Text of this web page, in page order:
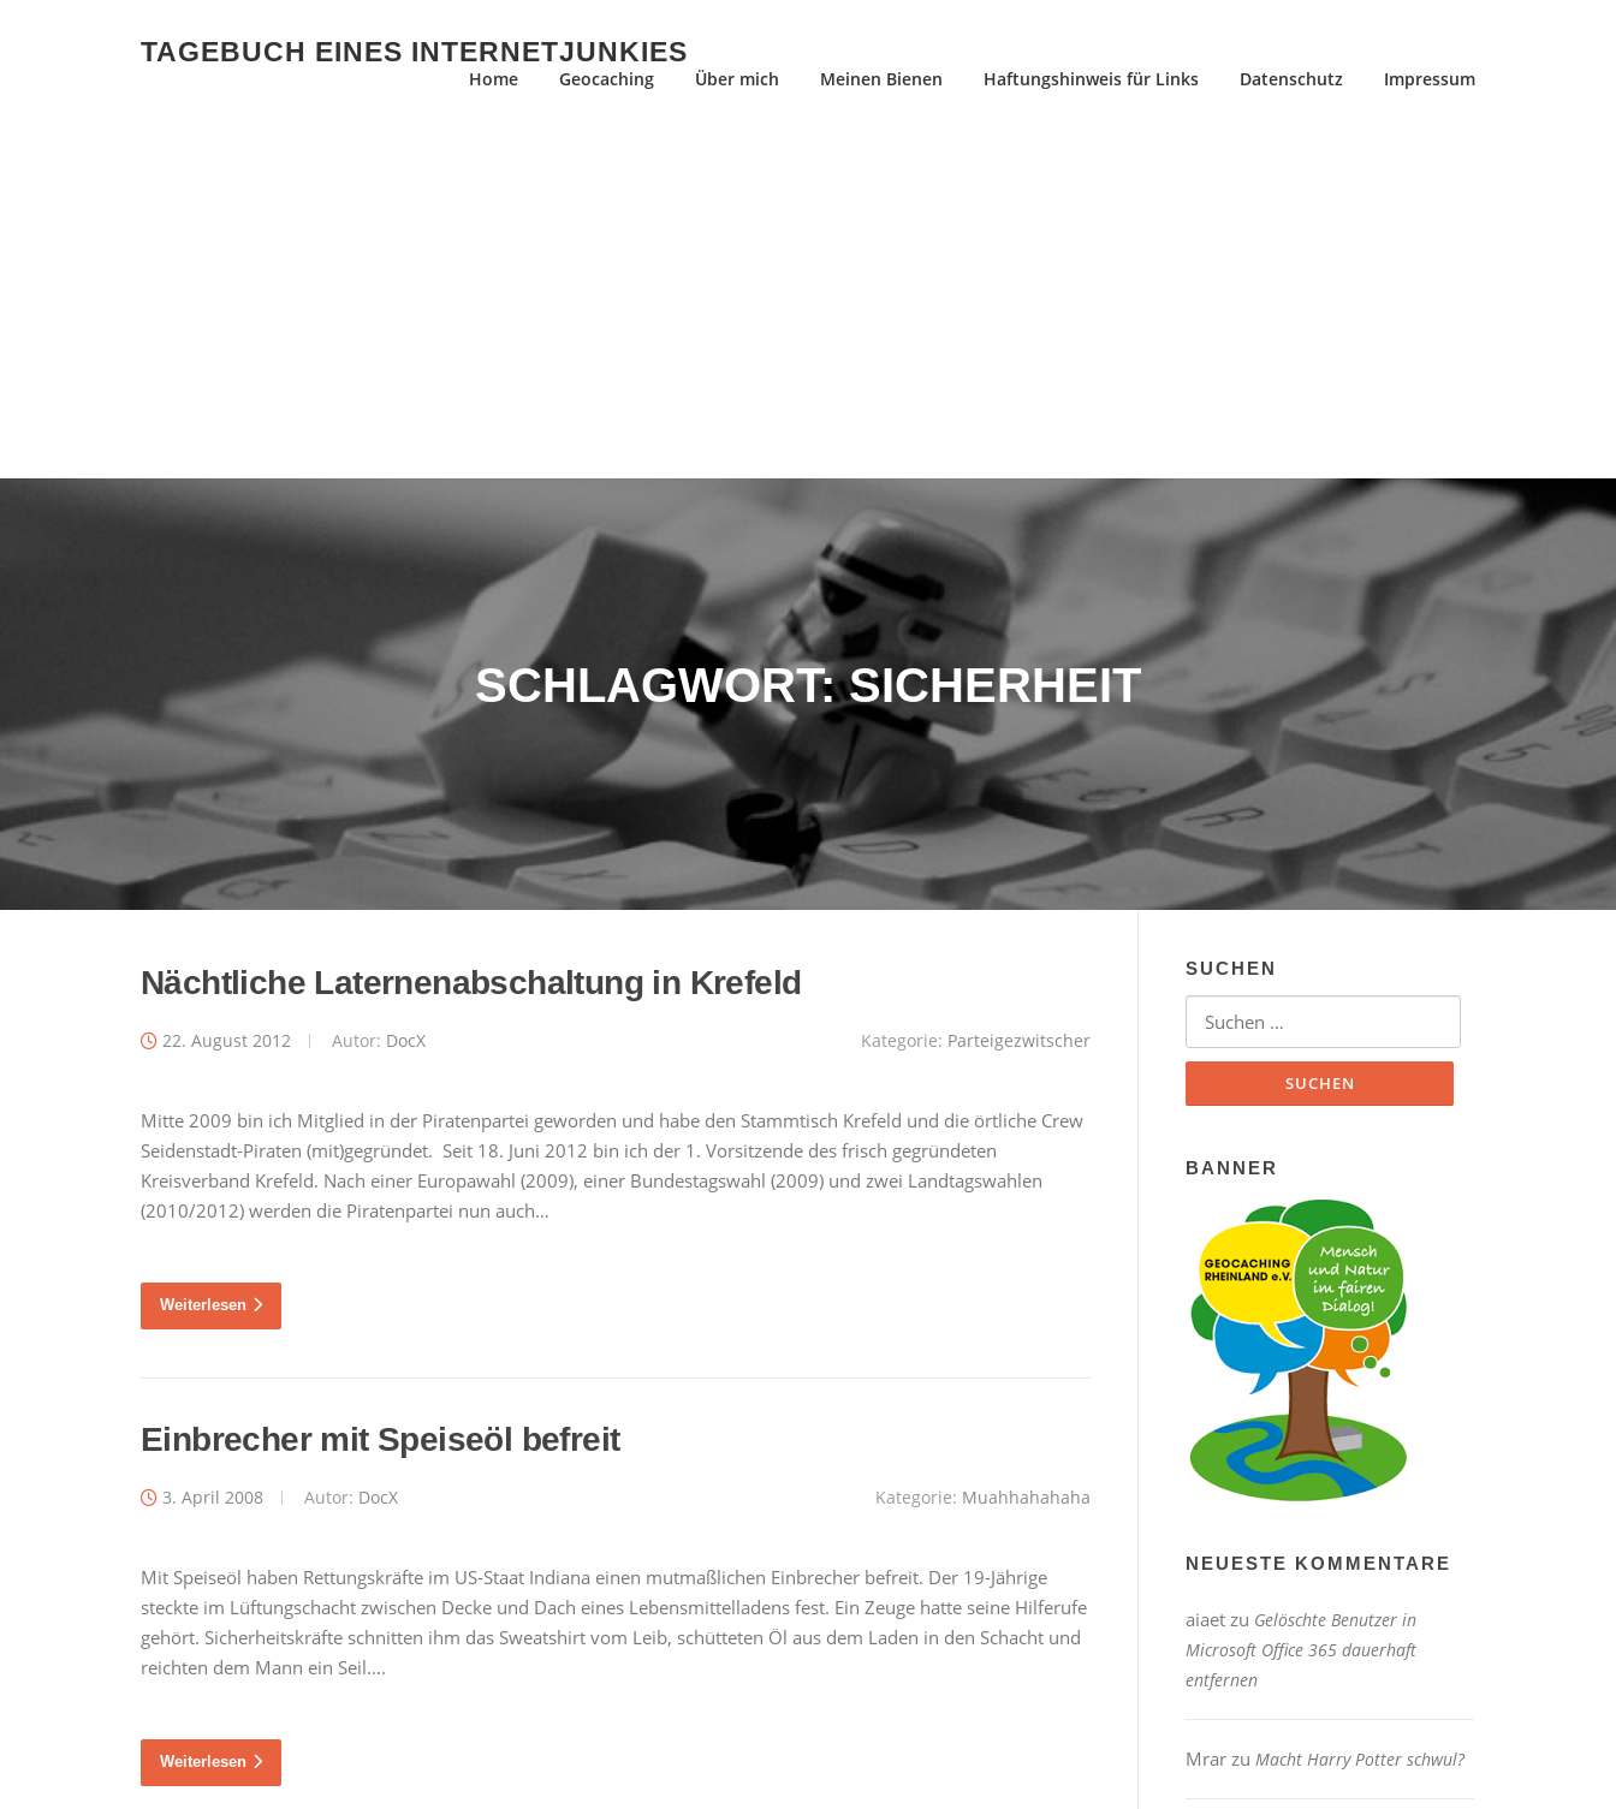
TAGEBUCH EINES INTERNETJUNKIES
Home Geocaching Über mich Meinen Bienen Haftungshinweis für Links Datenschutz Impressum
SCHLAGWORT:SICHERHEIT
Nächtliche Laternenabschaltung in Krefeld
22. August 2012 Autor: DocX Kategorie: Parteigezwitscher
Mitte 2009 bin ich Mitglied in der Piratenpartei geworden und habe den Stammtisch Krefeld und die örtliche Crew
Seidenstadt-Piraten (mit)gegründet. Seit 18. Juni 2012 bin ich der 1. Vorsitzende des frisch gegründeten
Kreisverband Krefeld. Nach einer Europawahl (2009), einer Bundestagswahl (2009) und zwei Landtagswahlen
(2010/2012) werden die Piratenpartei nun auch…
Weiterlesen
Einbrecher mit Speiseöl befreit
3. April 2008 Autor: DocX Kategorie: Muahhahahaha
Mit Speiseöl haben Rettungskräfte im US-Staat Indiana einen mutmaßlichen Einbrecher befreit. Der 19-Jährige
steckte im Lüftungschacht zwischen Decke und Dach eines Lebensmittelladens fest. Ein Zeuge hatte seine Hilferufe
gehört. Sicherheitskräfte schnitten ihm das Sweatshirt vom Leib, schütteten Öl aus dem Laden in den Schacht und
reichten dem Mann ein Seil….
Weiterlesen
SUCHEN
Suchen nach:
BANNER
NEUESTE KOMMENTARE
aiaet zu Gelöschte Benutzer in
Microsoft Office 365 dauerhaft
entfernen
Mrar zu Macht Harry Potter schwul?